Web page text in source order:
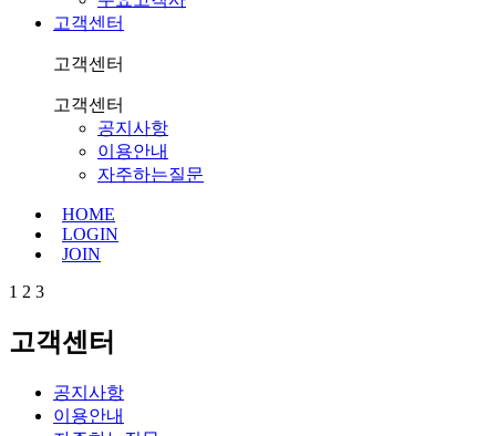
고객센터
고객센터
고객센터
공지사항
이용안내
자주하는질문
HOME
LOGIN
JOIN
1 2 3
고객센터
공지사항
이용안내